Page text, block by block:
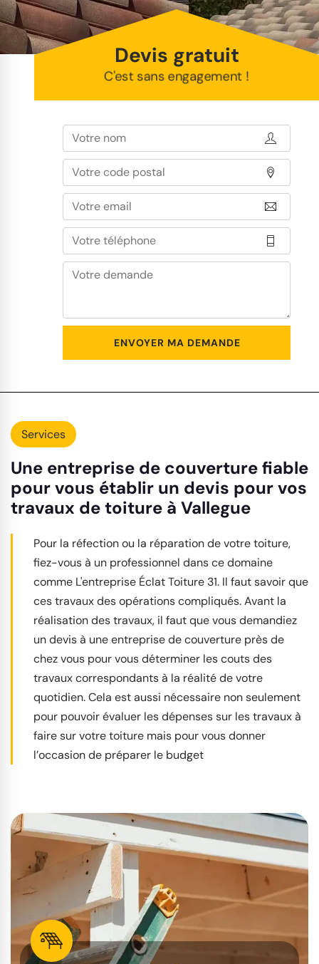
Devis gratuit
C'est sans engagement !
Services
Une entreprise de couverture fiable
pour vous établir un devis pour vos
travaux de toiture à Vallegue
Pour la réfection ou la réparation de votre toiture,
fiez-vous à un professionnel dans ce domaine
comme L'entreprise Éclat Toiture 31. Il faut savoir que
ces travaux des opérations compliqués. Avant la
réalisation des travaux, il faut que vous demandiez
un devis à une entreprise de couverture près de
chez vous pour vous déterminer les couts des
travaux correspondants à la réalité de votre
quotidien. Cela est aussi nécessaire non seulement
pour pouvoir évaluer les dépenses sur les travaux à
faire sur votre toiture mais pour vous donner
l’occasion de préparer le budget